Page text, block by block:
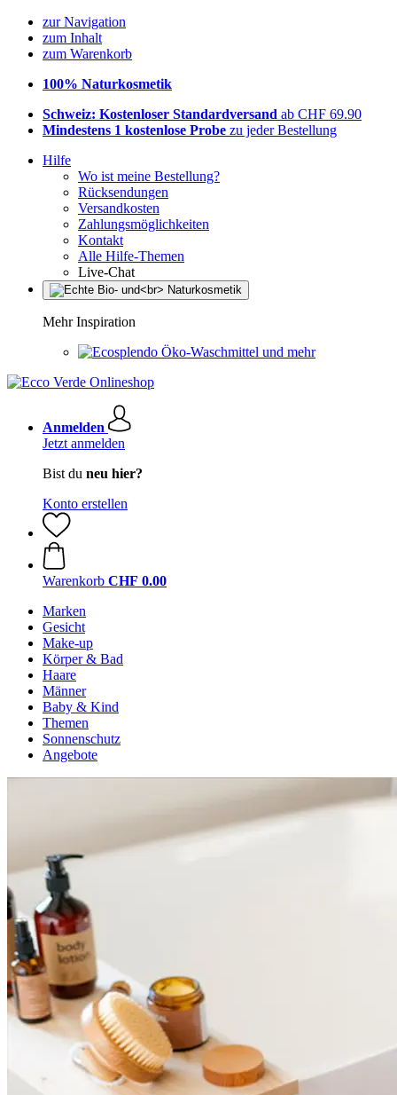
zur Navigation
zum Inhalt
zum Warenkorb
100% Naturkosmetik
Schweiz: Kostenloser Standardversand ab CHF 69.90
Mindestens 1 kostenlose Probe zu jeder Bestellung
Hilfe
Wo ist meine Bestellung?
Rücksendungen
Versandkosten
Zahlungsmöglichkeiten
Kontakt
Alle Hilfe-Themen
Live-Chat
Mehr Inspiration
Öko-Waschmittel und mehr
Anmelden
Jetzt anmelden
Bist du neu hier?
Konto erstellen
Warenkorb CHF 0.00
Marken
Gesicht
Make-up
Körper & Bad
Haare
Männer
Baby & Kind
Themen
Sonnenschutz
Angebote